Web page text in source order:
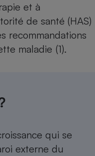
et à
de santé (HAS)
recommandations
maladie (1).
qui se
externe du
Plaque de cuisson à
induction
Climatiseur -
Ventilateur
Téléphone mobile -
Smartphone